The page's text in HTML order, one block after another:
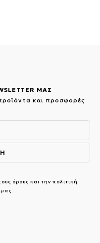
ΜΑΣ
και προσφορές
όρους και την πολιτική